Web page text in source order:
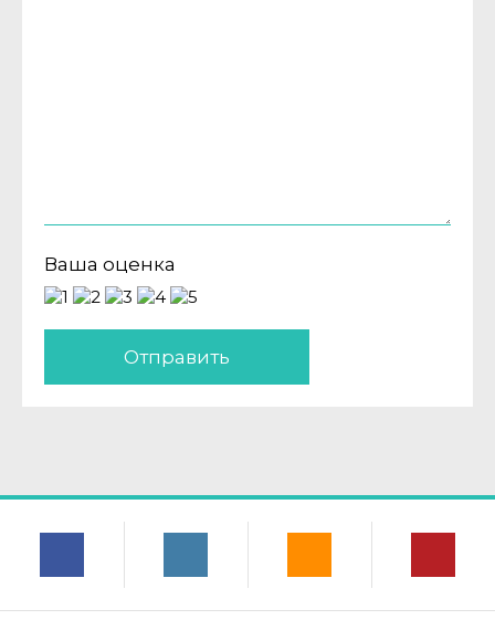
Ваша оценка
Отправить